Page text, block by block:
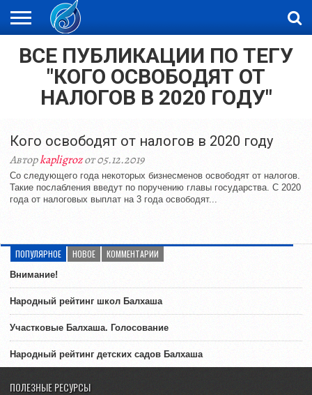
ЖАҢАЛЫҚТАР
НОВОСТИ
ВИДЕО
ФОТОРЕПОРТАЖИ
ОРКЕН
LIVETV
ВСЕ ПУБЛИКАЦИИ ПО ТЕГУ
"КОГО ОСВОБОДЯТ ОТ
НАЛОГОВ В 2020 ГОДУ"
Кого освободят от налогов в 2020 году
Авторkapligrozот 05.12.2019
Со следующего года некоторых бизнесменов освободят от налогов.
Такие послабления введут по поручению главы государства. С 2020
года от налоговых выплат на 3 года освободят...
ПОПУЛЯРНОЕ НОВОЕ КОММЕНТАРИИ
Внимание!
Народный рейтинг школ Балхаша
Участковые Балхаша. Голосование
Народный рейтинг детских садов Балхаша
ПОЛЕЗНЫЕ РЕСУРСЫ